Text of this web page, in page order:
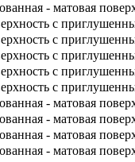
- матовая
с
с
с
с
с
- матовая
- матовая
- матовая
- матовая